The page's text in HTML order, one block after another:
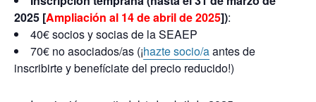
2025 [Ampliación al 14 de abril de 2025]):
40€ socios y socias de la SEAEP
70€ no asociados/as (¡hazte socio/aantes de
inscribirte y benefíciate del precio reducido!)